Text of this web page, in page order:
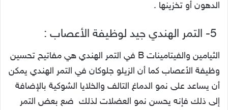
الدهون أو تخزينها .
الثيامين والفيتامينات B في التمر الهندي هي مفاتيح تحسين
وظيفة الأعصاب كما أن الزيلو جلوكان في التمر الهندي يمكن
أن يساعد على نمو الدماغ التالف والخلايا الشوكية بالإضافة
إلى ذلك فإنه يحسن نمو العضلات لذلك ضع بعض التمر